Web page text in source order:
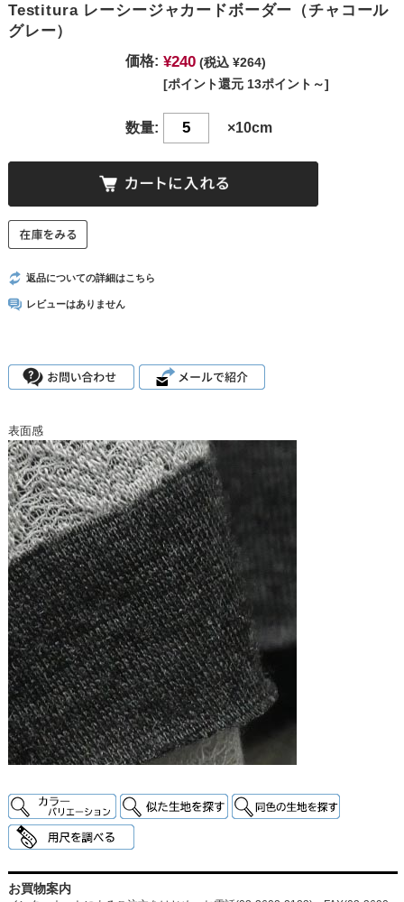
Testitura レーシージャカードボーダー（チャコール
グレー）
価格: ¥240 (税込 ¥264)
[ポイント還元 13ポイント～]
数量: ×10cm
返品についての詳細はこちら
レビューはありません
表面感
お買物案内